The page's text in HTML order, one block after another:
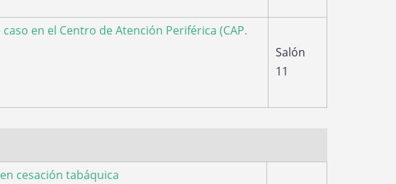
en el Centro de Atención Periférica (CAP.
Salón
11
cesación tabáquica